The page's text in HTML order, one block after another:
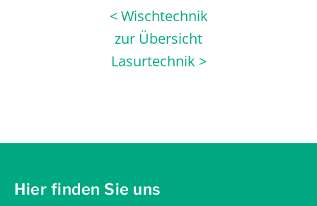
< Wischtechnik
zur Übersicht
Lasurtechnik >
Hier finden Sie uns